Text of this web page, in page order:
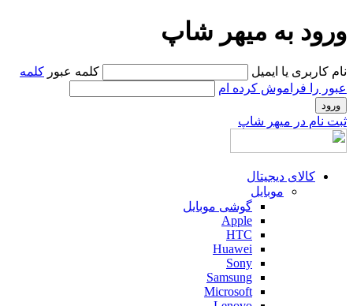
ورود به میهر شاپ
نام کاربری یا ایمیل کلمه عبور کلمه
عبور را فراموش کرده ام
ثبت نام در میهر شاپ
کالای دیجیتال
موبایل
گوشی موبایل
Apple
HTC
Huawei
Sony
Samsung
Microsoft